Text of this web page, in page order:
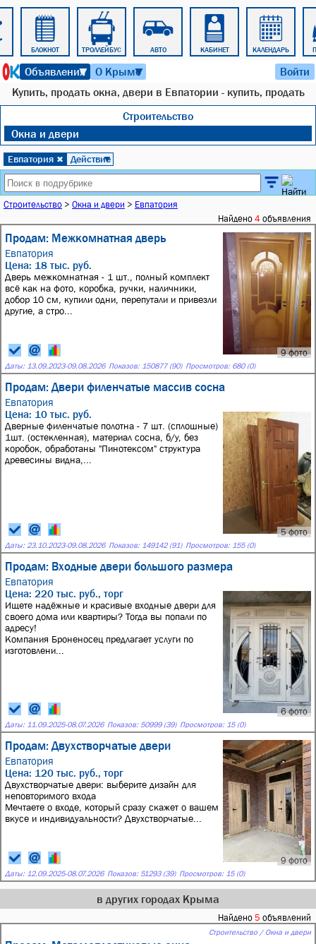
БЛОКНОТ ТРОЛЛЕЙБУС АВТО КАБИНЕТ КАЛЕНДАРЬ
Объявления
▼ О Крыме
▼ Войти
Купить, продать окна, двери в Евпатории - купить, продать
Строительство
Окна и двери
Евпатория ✖ Действие
▼
Строительство > Окна и двери > Евпатория
Найдено 4 объявления
Продам: Межкомнатная дверь
Евпатория
9 фото
Цена: 18 тыс. руб.
Дверь межкомнатная - 1 шт., полный комплект
всё как на фото, коробка, ручки, наличники,
добор 10 см, купили одни, перепутали и привезли
другие, а стро...
Даты: 13.09.2023-09.08.2026 Показов: 150877 (90) Просмотров: 680 (0)
Продам: Двери филенчатые массив сосна
Евпатория
5 фото
Цена: 10 тыс. руб.
Дверные филенчатые полотна - 7 шт. (сплошные)
1шт. (остекленная), материал сосна, б/у, без
коробок, обработаны "Пинотексом" структура
древесины видна,...
Даты: 23.10.2023-09.08.2026 Показов: 149142 (91) Просмотров: 155 (0)
Продам: Входные двери большого размера
Евпатория
6 фото
Цена: 220 тыс. руб., торг
Ищете надёжные и красивые входные двери для
своего дома или квартиры? Тогда вы попали по
адресу!
Компания Броненосец предлагает услуги по
изготовлени...
Даты: 11.09.2025-08.07.2026 Показов: 50999 (39) Просмотров: 15 (0)
Продам: Двухстворчатые двери
Евпатория
9 фото
Цена: 120 тыс. руб., торг
Двухстворчатые двери: выберите дизайн для
неповторимого входа
Мечтаете о входе, который сразу скажет о вашем
вкусе и индивидуальности? Двухстворчатые...
Даты: 12.09.2025-08.07.2026 Показов: 51293 (39) Просмотров: 15 (0)
в других городах Крыма
Найдено 5 объявлений
Строительство / Окна и двери